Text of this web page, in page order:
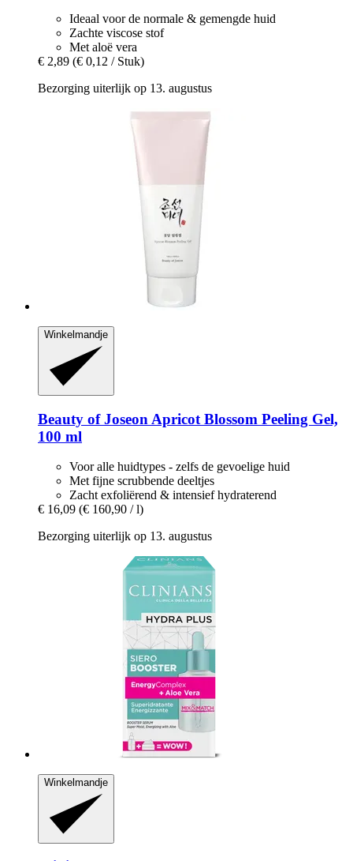
Ideaal voor de normale & gemengde huid
Zachte viscose stof
Met aloë vera
€ 2,89 (€ 0,12 / Stuk)
Bezorging uiterlijk op 13. augustus
Winkelmandje
Beauty of Joseon Apricot Blossom Peeling Gel,
100 ml
Voor alle huidtypes - zelfs de gevoelige huid
Met fijne scrubbende deeltjes
Zacht exfoliërend & intensief hydraterend
€ 16,09 (€ 160,90 / l)
Bezorging uiterlijk op 13. augustus
Winkelmandje